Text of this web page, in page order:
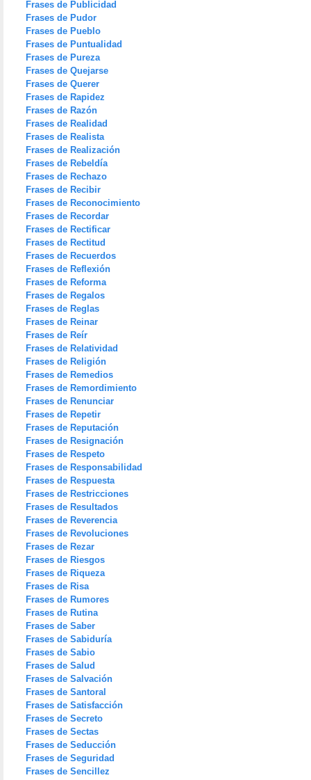
Frases de Publicidad
Frases de Pudor
Frases de Pueblo
Frases de Puntualidad
Frases de Pureza
Frases de Quejarse
Frases de Querer
Frases de Rapidez
Frases de Razón
Frases de Realidad
Frases de Realista
Frases de Realización
Frases de Rebeldía
Frases de Rechazo
Frases de Recibir
Frases de Reconocimiento
Frases de Recordar
Frases de Rectificar
Frases de Rectitud
Frases de Recuerdos
Frases de Reflexión
Frases de Reforma
Frases de Regalos
Frases de Reglas
Frases de Reinar
Frases de Reír
Frases de Relatividad
Frases de Religión
Frases de Remedios
Frases de Remordimiento
Frases de Renunciar
Frases de Repetir
Frases de Reputación
Frases de Resignación
Frases de Respeto
Frases de Responsabilidad
Frases de Respuesta
Frases de Restricciones
Frases de Resultados
Frases de Reverencia
Frases de Revoluciones
Frases de Rezar
Frases de Riesgos
Frases de Riqueza
Frases de Risa
Frases de Rumores
Frases de Rutina
Frases de Saber
Frases de Sabiduría
Frases de Sabio
Frases de Salud
Frases de Salvación
Frases de Santoral
Frases de Satisfacción
Frases de Secreto
Frases de Sectas
Frases de Seducción
Frases de Seguridad
Frases de Sencillez